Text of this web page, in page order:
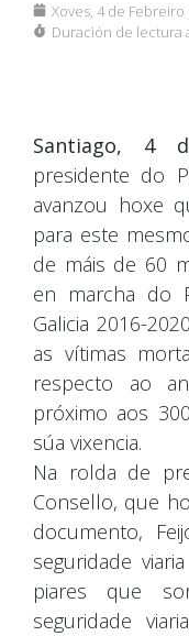
Xoves, 4 de Febreiro
Duración de lectura
Santiago, 4
presidente do
avanzou hoxe
para este
de máis de 60
en marcha do
Galicia 2016-
as vítimas
respecto ao
próximo aos
súa vixencia.
Na rolda de
Consello, que
documento,
seguridade
piares que
seguridade